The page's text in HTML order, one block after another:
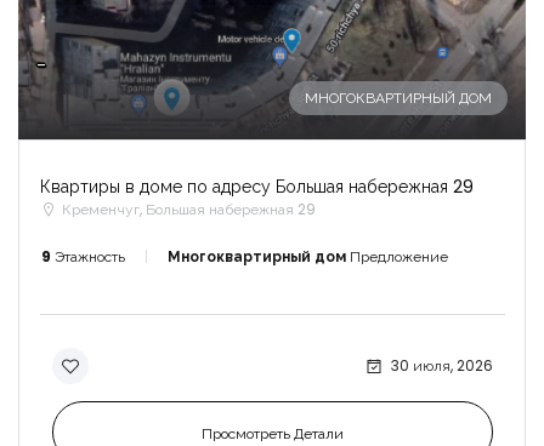
-
МНОГОКВАРТИРНЫЙ ДОМ
Квартиры в доме по адресу Большая набережная 29
Кременчуг, Большая набережная 29
9 Этажность Многоквартирный дом Предложение
30 июля, 2026
Просмотреть Детали